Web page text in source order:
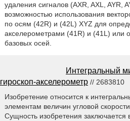
удаления сигналов (AXR, AXL, AYR,
возможностью использования
по осям (42R) и (42L) XYZ для
акселерометрами (41R) и (41L) или
базовых осей.
Интегральный
гироскоп-акселерометр // 2683810
Изобретение относится к
элементам величин угловой
Сущность изобретения заключается